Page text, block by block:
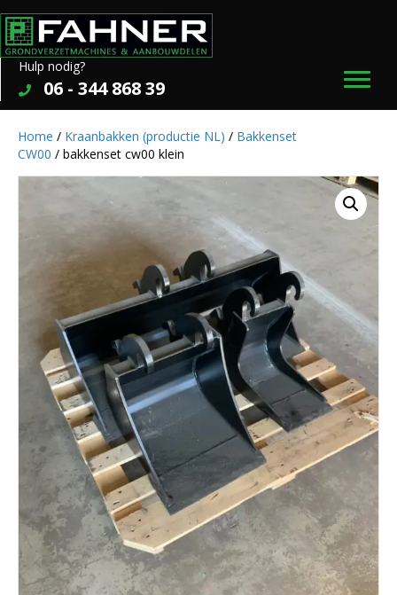
Hulp nodig?
06 - 344 868 39
Home / Kraanbakken (productie NL) / Bakkenset
CW00 / bakkenset cw00 klein